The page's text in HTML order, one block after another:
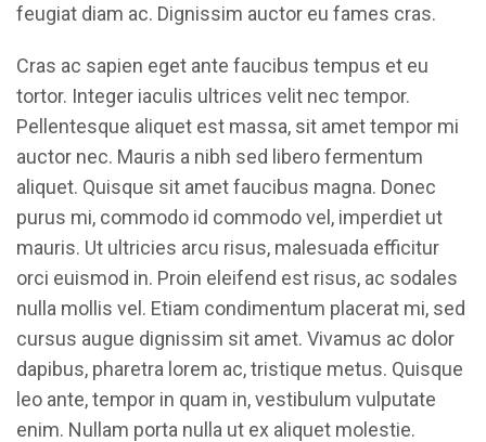
feugiat diam ac. Dignissim auctor eu fames cras.
Cras ac sapien eget ante faucibus tempus et eu
tortor. Integer iaculis ultrices velit nec tempor.
Pellentesque aliquet est massa, sit amet tempor mi
auctor nec. Mauris a nibh sed libero fermentum
aliquet. Quisque sit amet faucibus magna. Donec
purus mi, commodo id commodo vel, imperdiet ut
mauris. Ut ultricies arcu risus, malesuada efficitur
orci euismod in. Proin eleifend est risus, ac sodales
nulla mollis vel. Etiam condimentum placerat mi, sed
cursus augue dignissim sit amet. Vivamus ac dolor
dapibus, pharetra lorem ac, tristique metus. Quisque
leo ante, tempor in quam in, vestibulum vulputate
enim. Nullam porta nulla ut ex aliquet molestie.